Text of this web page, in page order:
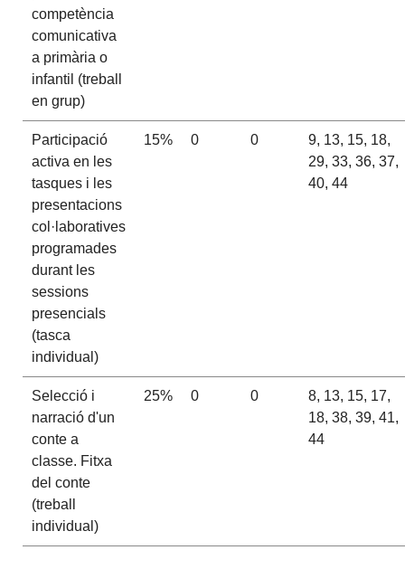
competència
comunicativa
a primària o
infantil (treball
en grup)
Participació
activa en les
tasques i les
presentacions
col·laboratives
programades
durant les
sessions
presencials
(tasca
individual)
15% 0 0
9, 13, 15, 18,
29, 33, 36, 37,
40, 44
Selecció i
narració d'un
conte a
classe. Fitxa
del conte
(treball
individual)
25% 0 0
8, 13, 15, 17,
18, 38, 39, 41,
44